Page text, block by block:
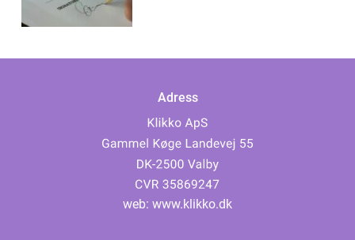
Adress
web: www.klikko.dk